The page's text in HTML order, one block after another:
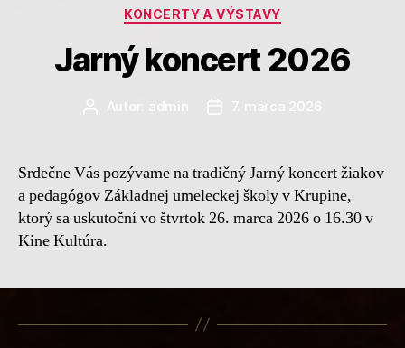
Kategórie
KONCERTY A VÝSTAVY
Jarný koncert 2026
AutorAutor: admin
Dátum
7. marca 2026
Srdečne Vás pozývame na tradičný Jarný koncert žiakov
a pedagógov Základnej umeleckej školy v Krupine,
ktorý sa uskutoční vo štvrtok 26. marca 2026 o 16.30 v
Kine Kultúra.